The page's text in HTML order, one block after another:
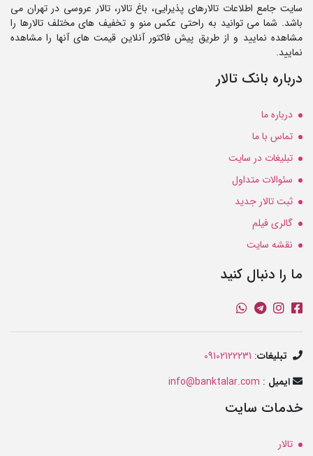
سایت جامع اطلاعات تالارهای پذیرایی، باغ تالار، تالار عروسی در تهران می
باشد. شما می توانید به راحتی عکس منو و تخفیف های مختلف تالارها را
مشاهده نمایید و از طریق پیش فاکتور آنلاین قیمت های آنها را مشاهده
نمایید.
درباره بانک تالار
درباره ما
تماس با ما
تبلیغات در سایت
سئوالات متداول
ثبت تالار جدید
گالری فیلم
نقشه سایت
ما را دنبال کنید
تبلیغات:
09102122231
ایمیل :
info@banktalar.com
خدمات سایت
تالار